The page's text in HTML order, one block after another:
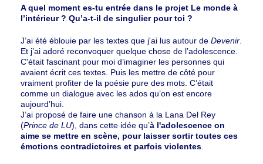
A quel moment es-tu entrée dans le projet Le monde à
l’intérieur ? Qu’a-t-il de singulier pour toi ?
J’ai été éblouie par les textes que j'ai lus autour de Devenir
Et j’ai adoré reconvoquer quelque chose de l’adolescence.
C'était fascinant pour moi d’imaginer les personnes qui
avaient écrit ces textes. Puis les mettre de côté pour
vraiment profiter de la poésie pure des mots. C’était
comme un dialogue avec les ados qu’on est encore
aujourd’hui.
J’ai proposé de faire une chanson à la Lana Del Rey
(Prince de LU), dans cette idée qu’à l'adolescence on
aime se mettre en scène, pour laisser sortir toutes ces
émotions contradictoires et parfois violentes